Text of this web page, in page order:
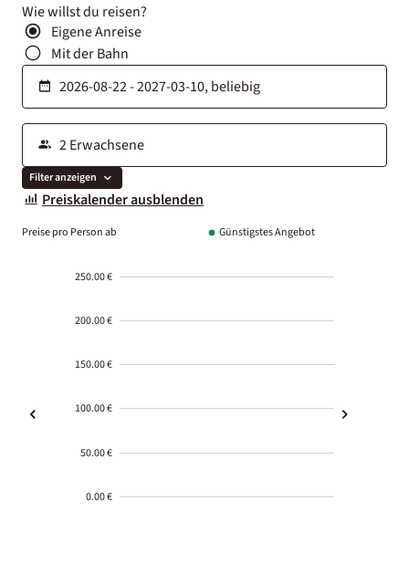
Wie willst du reisen?
Eigene Anreise
Mit der Bahn
Filter anzeigen
Preiskalender ausblenden
Preise pro Person ab Günstigstes Angebot
250.00 €
200.00 €
150.00 €
100.00 €
50.00 €
0.00 €